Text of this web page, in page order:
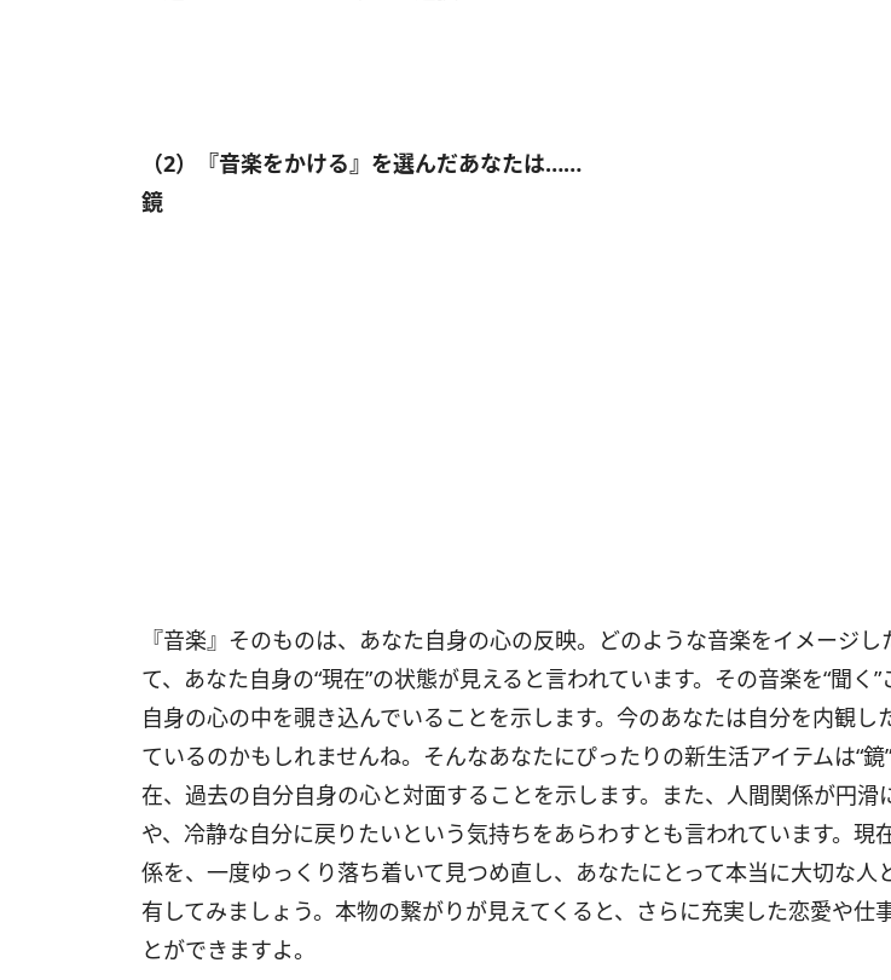
（2）『音楽をかける』を選んだあなたは……
鏡
『音楽』そのものは、あなた自身の心の反映。どのような音楽をイメージし
て、あなた自身の“現在”の状態が見えると言われています。その音楽を“聞く
自身の心の中を覗き込んでいることを示します。今のあなたは自分を内観し
ているのかもしれませんね。そんなあなたにぴったりの新生活アイテムは“鏡
在、過去の自分自身の心と対面することを示します。また、人間関係が円滑
や、冷静な自分に戻りたいという気持ちをあらわすとも言われています。現
係を、一度ゆっくり落ち着いて見つめ直し、あなたにとって本当に大切な人
有してみましょう。本物の繋がりが見えてくると、さらに充実した恋愛や仕
とができますよ。